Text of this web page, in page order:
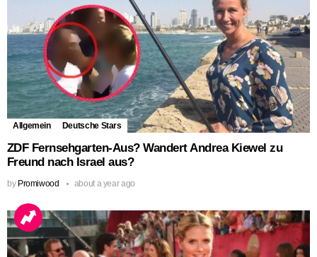
Allgemein Deutsche Stars
ZDF Fernsehgarten-Aus? Wandert Andrea Kiewel zu
Freund nach Israel aus?
by Promiwood about a year ago